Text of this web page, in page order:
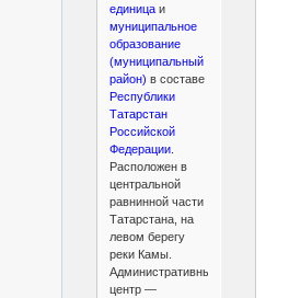
единицаи
муниципальное
образование
(муниципальный
район) в составе
Республики
Татарстан
Российской
Федерации.
Расположен в
центральной
равнинной части
Татарстана, на
левом берегу
реки Камы.
Административный
центр —